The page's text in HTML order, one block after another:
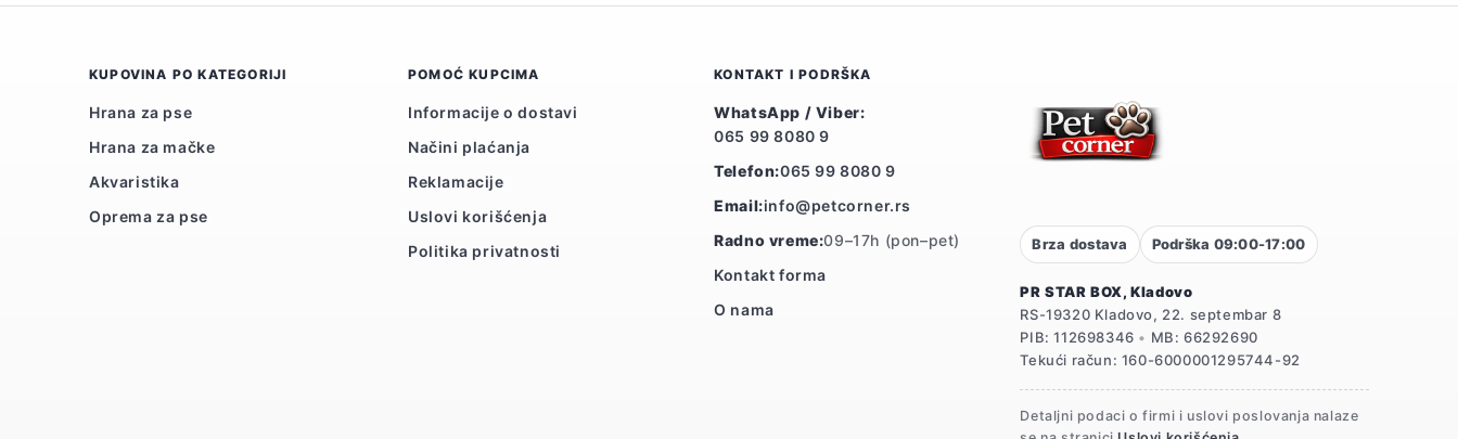
KUPOVINA PO KATEGORIJI
Hrana za pse
Hrana za mačke
Akvaristika
Oprema za pse
POMOĆ KUPCIMA
Informacije o dostavi
Načini plaćanja
Reklamacije
Uslovi korišćenja
Politika privatnosti
KONTAKT I PODRŠKA
WhatsApp / Viber:
065 99 8080 9
Telefon:065 99 8080 9
Email:info@petcorner.rs
Radno vreme:09–17h (pon–pet)
Kontakt forma
O nama
Brza dostava Podrška 09:00-17:00
PR STAR BOX, Kladovo
RS-19320 Kladovo, 22. septembar 8
PIB: 112698346 • MB: 66292690
Tekući račun: 160-6000001295744-92
Detaljni podaci o firmi i uslovi poslovanja nalaze